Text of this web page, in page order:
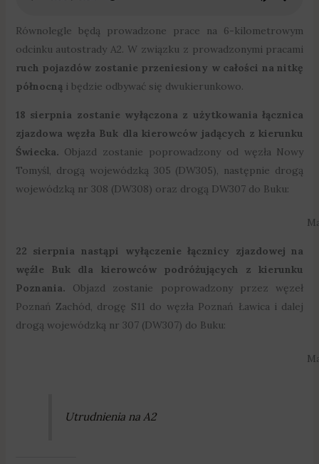
Równolegle będą prowadzone prace na 6-kilometrowym
odcinku autostrady A2. W związku z prowadzonymi pracami
ruch pojazdów zostanie przeniesiony w całości na nitkę
północną i będzie odbywać się dwukierunkowo.
18 sierpnia zostanie wyłączona z użytkowania łącznica
zjazdowa węzła Buk dla kierowców jadących z kierunku
Świecka. Objazd zostanie poprowadzony od węzła Nowy
Tomyśl, drogą wojewódzką 305 (DW305), następnie drogą
wojewódzką nr 308 (DW308) oraz drogą DW307 do Buku:
22 sierpnia nastąpi wyłączenie łącznicy zjazdowej na
węźle Buk dla kierowców podróżujących z kierunku
Poznania. Objazd zostanie poprowadzony przez węzeł
Poznań Zachód, drogę S11 do węzła Poznań Ławica i dalej
drogą wojewódzką nr 307 (DW307) do Buku:
Utrudnienia na A2